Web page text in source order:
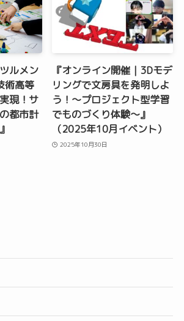
ルメン
術高等
現！サ
都市計
『オンライン開催｜3Dモデ
リングで文房具を発明しよ
う！〜プロジェクト型学習
でものづくり体験〜』
（2025年10月イベント）
2025年10月30日